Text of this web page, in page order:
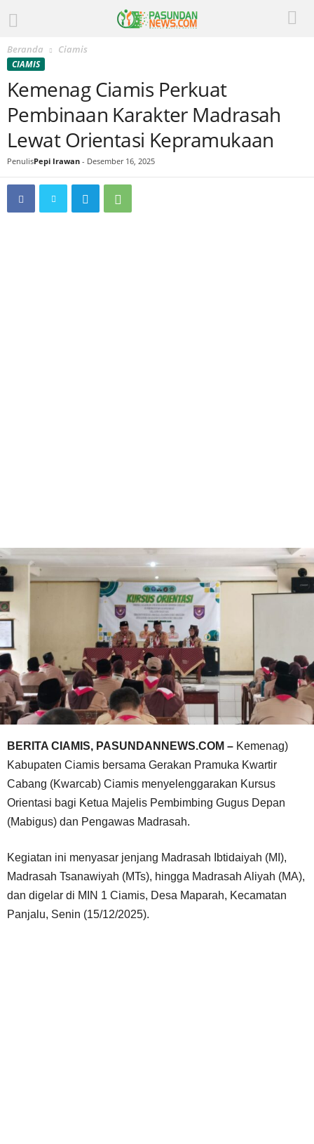
Beranda Ciamis
CIAMIS
Kemenag Ciamis Perkuat
Pembinaan Karakter Madrasah
Lewat Orientasi Kepramukaan
PenulisPepi Irawan - Desember 16, 2025
BERITA CIAMIS, PASUNDANNEWS.COM – Kemenag)
Kabupaten Ciamis bersama Gerakan Pramuka Kwartir
Cabang (Kwarcab) Ciamis menyelenggarakan Kursus
Orientasi bagi Ketua Majelis Pembimbing Gugus Depan
(Mabigus) dan Pengawas Madrasah.
Kegiatan ini menyasar jenjang Madrasah Ibtidaiyah (MI),
Madrasah Tsanawiyah (MTs), hingga Madrasah Aliyah (MA),
dan digelar di MIN 1 Ciamis, Desa Maparah, Kecamatan
Panjalu, Senin (15/12/2025).